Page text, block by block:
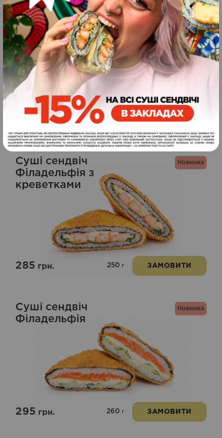
Лайт суші бургер
запечений лосось
грн. 240 г ЗАМОВИТИ
Новинка
Суші сендвіч
Філадельфія з
креветками
285грн. 250 г ЗАМОВИТИ
Новинка
Суші сендвіч
Філадельфія
295грн. 260 г ЗАМОВИТИ